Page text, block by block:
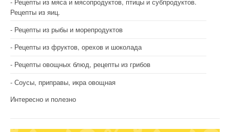
Рецепты из яиц.
Рецепты из рыбы и морепродуктов
Рецепты из фруктов, орехов и шоколада
Рецепты овощных блюд, рецепты из грибов
Соусы, приправы, икра овощная
Интересно и полезно